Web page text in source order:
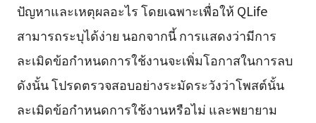
ปัญหาและเหตุผลอะไร โดยเฉพาะเพื่อให้ QLife
สามารถระบุได้ง่าย นอกจากนี้ การแสดงว่ามีการ
ละเมิดข้อกำหนดการใช้งานจะเพิ่มโอกาสในการลบ
ดังนั้น โปรดตรวจสอบอย่างระมัดระวังว่าโพสต์นั้น
ละเมิดข้อกำหนดการใช้งานหรือไม่ และพยายาม